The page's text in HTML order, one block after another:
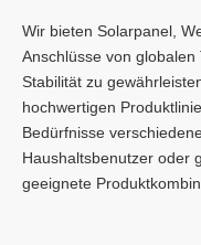
Wir bieten Solarpanel,
Anschlüsse von
Stabilität zu
hochwertigen
Bedürfnisse
Haushaltsbenutzer oder
geeignete